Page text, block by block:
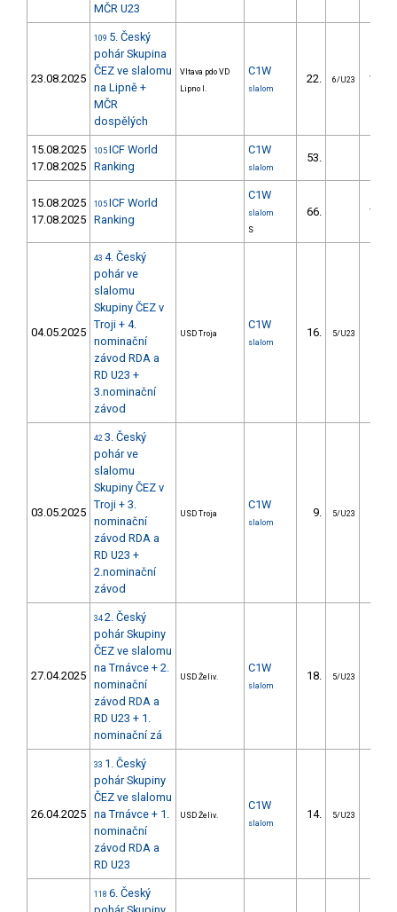
MČR U23
23.08.2025
109 5. Český
pohár Skupina
ČEZ ve slalomu
na Lipně +
MČR
dospělých
Vltava pdo VD
Lipno I.
C1W
slalom
22. 6/U23
15.08.2025
17.08.2025
105 ICF World
Ranking
C1W
slalom
53.
15.08.2025
17.08.2025
105 ICF World
Ranking
C1W
slalom
S
66.
04.05.2025
43 4. Český
pohár ve
slalomu
Skupiny ČEZ v
Troji + 4.
nominační
závod RDA a
RD U23 +
3.nominační
závod
USD Troja
C1W
slalom
16. 5/U23
03.05.2025
42 3. Český
pohár ve
slalomu
Skupiny ČEZ v
Troji + 3.
nominační
závod RDA a
RD U23 +
2.nominační
závod
USD Troja
C1W
slalom
9. 5/U23
27.04.2025
34 2. Český
pohár Skupiny
ČEZ ve slalomu
na Trnávce + 2.
nominační
závod RDA a
RD U23 + 1.
nominační zá
USD Želiv.
C1W
slalom
18. 5/U23
26.04.2025
33 1. Český
pohár Skupiny
ČEZ ve slalomu
na Trnávce + 1.
nominační
závod RDA a
RD U23
USD Želiv.
C1W
slalom
14. 5/U23
118 6. Český